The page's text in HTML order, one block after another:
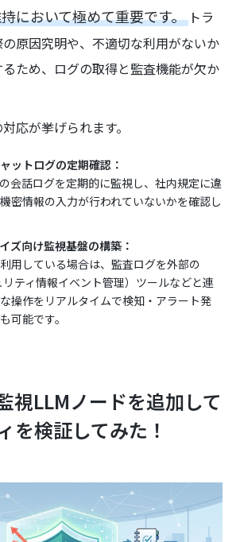
において極めて重要です。 トラ
原因究明や、不適切な利用がないか
ため、ログの取得と監査機能が欠か
応が挙げられます。
ットログの定期確認：
会話ログを定期的に監視し、社内規定に違
密情報の入力が行われていないかを確認し
ズ向け監視基盤の構築：
用している場合は、監査ログを外部の
リティ情報イベント管理）ツールなどと連
操作をリアルタイムで検知・アラート発
可能です。
視LLMノードを追加して
を検証してみた！